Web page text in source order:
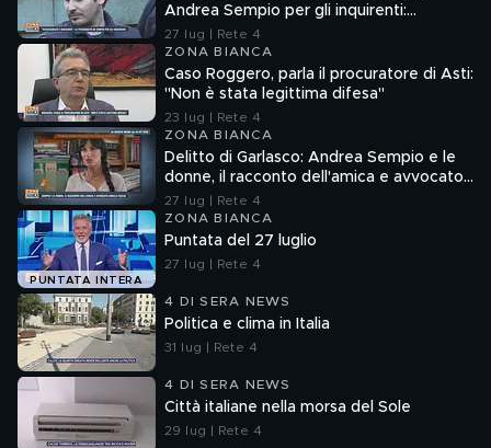
Andrea Sempio per gli inquirenti:
"Ossessionato e bugiardo"
27 lug | Rete 4
ZONA BIANCA
Caso Roggero, parla il procuratore di Asti:
"Non è stata legittima difesa"
23 lug | Rete 4
ZONA BIANCA
Delitto di Garlasco: Andrea Sempio e le
donne, il racconto dell'amica e avvocato
Angela Taccia
27 lug | Rete 4
PUNTATA INTERA
ZONA BIANCA
Puntata del 27 luglio
27 lug | Rete 4
4 DI SERA NEWS
Politica e clima in Italia
31 lug | Rete 4
4 DI SERA NEWS
Città italiane nella morsa del Sole
29 lug | Rete 4